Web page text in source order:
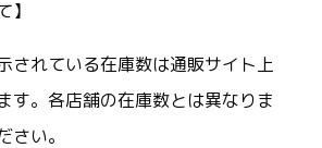
】
されている在庫数は通販サイト上
す。各店舗の在庫数とは異なりま
さい。